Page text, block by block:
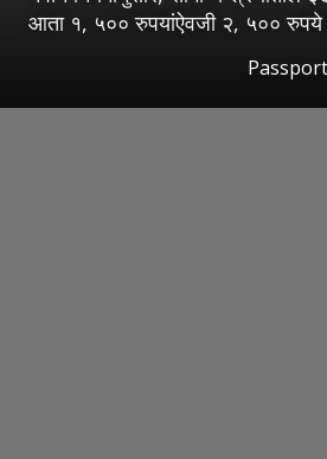
आता १, ५०० रुपयांऐवजी २, ५०० रुपये